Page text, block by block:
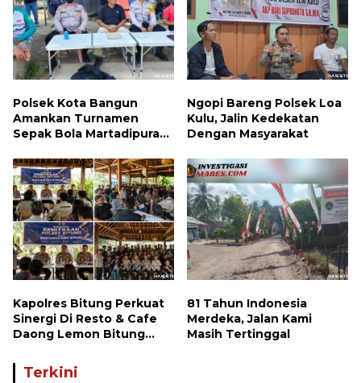
Polsek Kota Bangun
Amankan Turnamen
Sepak Bola Martadipura
Ngopi Bareng Polsek Loa
Kulu, Jalin Kedekatan
Dengan Masyarakat
Kapolres Bitung Perkuat
Sinergi Di Resto & Cafe
Daong Lemon Bitung
81 Tahun Indonesia
Merdeka, Jalan Kami
Masih Tertinggal
Terkini